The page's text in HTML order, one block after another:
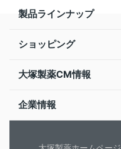
製品ラインナップ
ショッピング
大塚製薬CM情報
企業情報